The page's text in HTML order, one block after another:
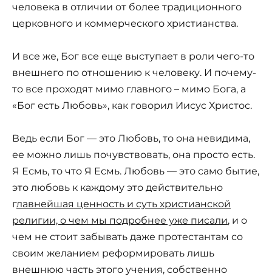
человека в отличии от более традиционного
церковного и коммерческого христианства.
И все же, Бог все еще выступает в роли чего-то
внешнего по отношению к человеку. И почему-
то все проходят мимо главного – мимо Бога, а
«Бог есть Любовь», как говорил Иисус Христос.
Ведь если Бог — это Любовь, то она невидима,
ее можно лишь почувствовать, она просто есть.
Я Есмь, то что Я Есмь. Любовь — это само бытие,
это любовь к каждому это действительно
главнейшая ценность и суть христианской
религии, о чем мы подробнее уже писали, и о
чем не стоит забывать даже протестантам со
своим желанием реформировать лишь
внешнюю часть этого учения, собственно